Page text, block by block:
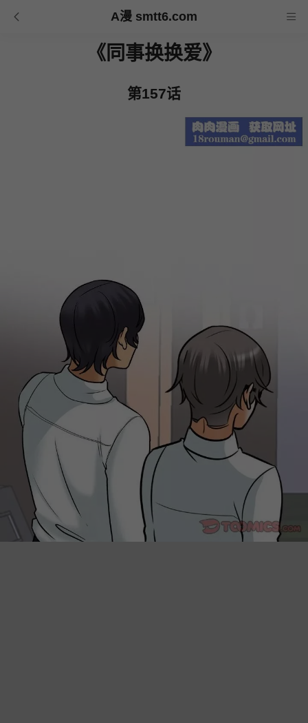
A漫 smtt6.com
《同事换换爱》
第157话